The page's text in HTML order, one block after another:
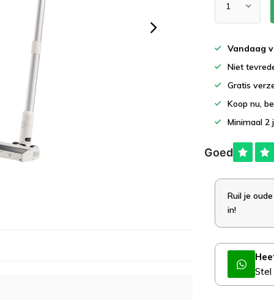
Vandaag
Niet
Gratis
Koop nu,
Minimaal 2
Ruil je
in!
Stel